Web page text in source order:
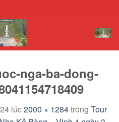
nga-ba-dong-
lúc2000 × 1284trong Tour